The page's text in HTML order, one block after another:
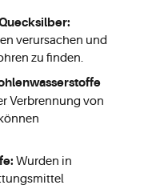
verursachen und
zu finden.
Verbrennung von
Wurden in